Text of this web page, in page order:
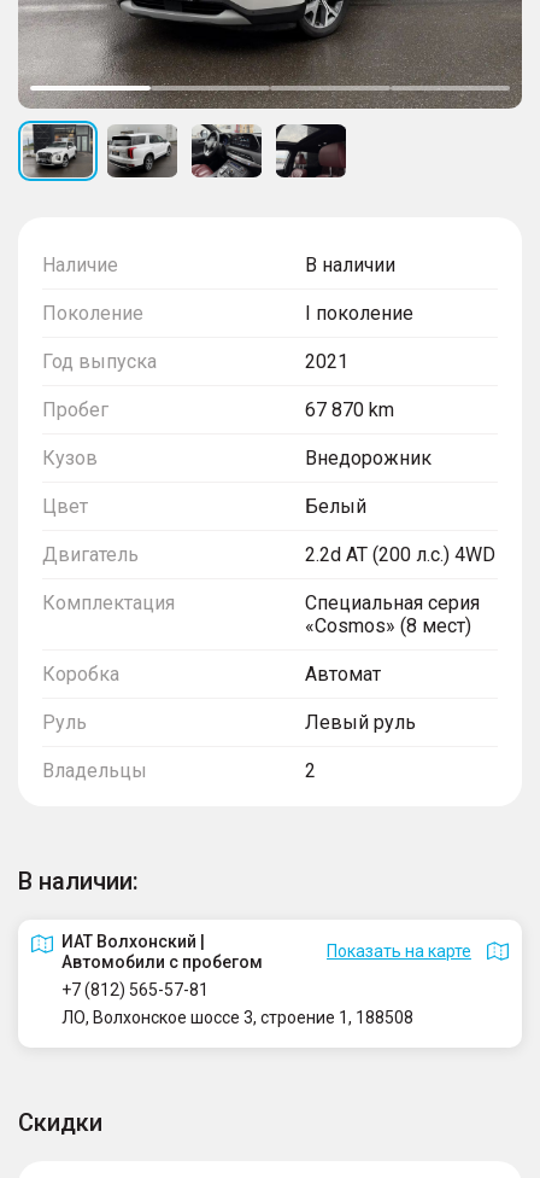
Наличие В наличии
Поколение I поколение
Год выпуска 2021
Пробег 67 870 km
Кузов Внедорожник
Цвет Белый
Двигатель 2.2d AT (200 л.с.) 4WD
Комплектация
Специальная серия
«Cosmos» (8 мест)
Коробка Автомат
Руль Левый руль
Владельцы 2
В наличии:
ИАТ Волхонский |
Автомобили с пробегом
Показать на карте
+7 (812) 565-57-81
ЛО, Волхонское шоссе 3, строение 1, 188508
Скидки